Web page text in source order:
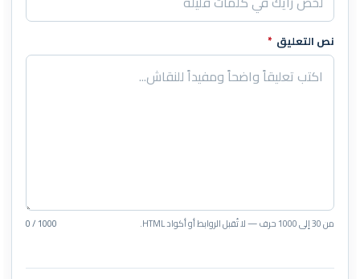
نص التعليق *
من 30 إلى 1000 حرف — لا تُقبل الروابط أو أكواد HTML. 0 / 1000